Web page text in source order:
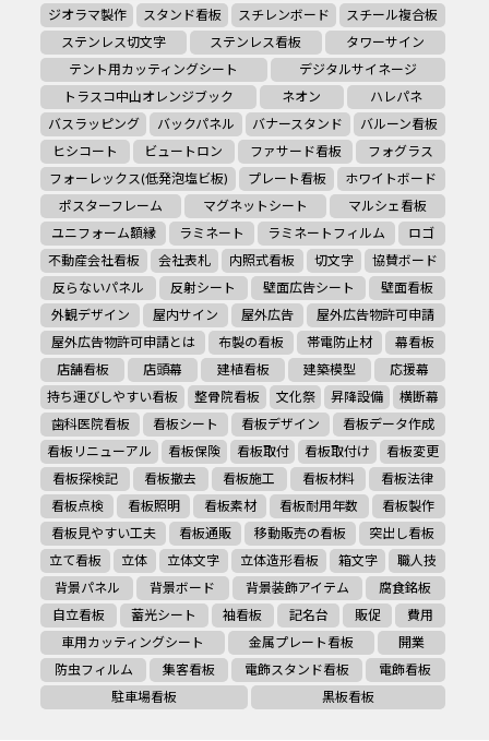
ジオラマ製作
スタンド看板 スチレンボード
スチール複合板
ステンレス切文字
ステンレス看板
タワーサイン
テント用カッティングシート
デジタルサイネージ
トラスコ中山オレンジブック
ネオン
ハレパネ
バスラッピング
バックパネル バナースタンド
バルーン看板
ヒシコート
ビュートロン ファサード看板
フォグラス
フォーレックス(低発泡塩ビ板)
プレート看板
ホワイトボード
ポスターフレーム
マグネットシート
マルシェ看板
ユニフォーム額縁
ラミネート ラミネートフィルム
ロゴ
不動産会社看板
会社表札 内照式看板 切文字
協賛ボード
反らないパネル
反射シート 壁面広告シート
壁面看板
外観デザイン
屋内サイン 屋外広告
屋外広告物許可申請
屋外広告物許可申請とは
布製の看板 帯電防止材
幕看板
店舗看板
店頭幕 建植看板 建築模型
応援幕
持ち運びしやすい看板
整骨院看板 文化祭 昇降設備
横断幕
歯科医院看板
看板シート 看板デザイン
看板データ作成
看板リニューアル
看板保険 看板取付 看板取付け
看板変更
看板探検記
看板撤去 看板施工 看板材料
看板法律
看板点検
看板照明 看板素材 看板耐用年数
看板製作
看板見やすい工夫
看板通販 移動販売の看板
突出し看板
立て看板
立体 立体文字 立体造形看板 箱文字
職人技
背景パネル
背景ボード 背景装飾アイテム
腐食銘板
自立看板
蓄光シート 袖看板 記名台 販促
費用
車用カッティングシート
金属プレート看板
開業
防虫フィルム
集客看板 電飾スタンド看板
電飾看板
駐車場看板
黒板看板